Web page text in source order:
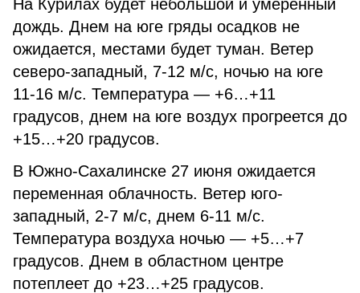
На Курилах будет небольшой и умеренный
дождь. Днем на юге гряды осадков не
ожидается, местами будет туман. Ветер
северо-западный, 7-12 м/с, ночью на юге
11-16 м/с. Температура — +6…+11
градусов, днем на юге воздух прогреется до
+15…+20 градусов.
В Южно-Сахалинске 27 июня ожидается
переменная облачность. Ветер юго-
западный, 2-7 м/с, днем 6-11 м/с.
Температура воздуха ночью — +5…+7
градусов. Днем в областном центре
потеплеет до +23…+25 градусов.